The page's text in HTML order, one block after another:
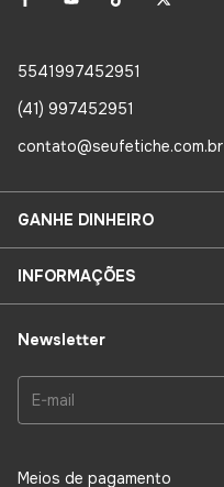
5541997452951
(41) 997452951
contato@seufetiche.com.br
GANHE DINHEIRO
INFORMAÇÕES
Newsletter
Meios de pagamento